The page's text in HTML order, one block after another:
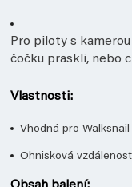
Pro piloty s kamerou
čočku praskli, nebo
Vlastnosti:
Vhodná pro
Ohnisková vzdálenost